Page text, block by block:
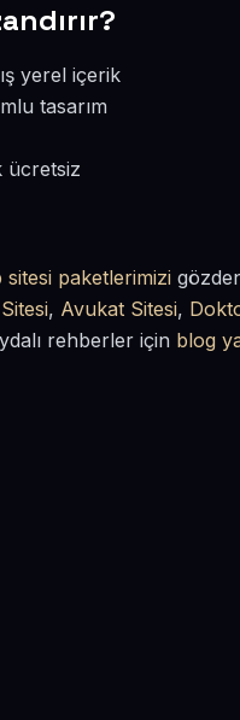
yerel içerik
tasarım
ücretsiz
sitesi paketlerimizi
, Avukat Sitesi,
rehberler için blog